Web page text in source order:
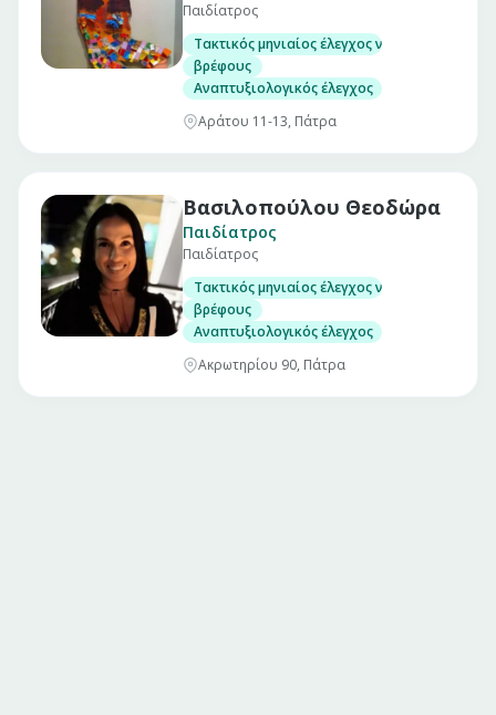
Παιδίατρος
Τακτικός μηνιαίος έλεγχος νεογνού
βρέφους
Αναπτυξιολογικός έλεγχος
Αράτου 11-13, Πάτρα
Βασιλοπούλου Θεοδώρα
Παιδίατρος
Παιδίατρος
Τακτικός μηνιαίος έλεγχος νεογνού
βρέφους
Αναπτυξιολογικός έλεγχος
Ακρωτηρίου 90, Πάτρα